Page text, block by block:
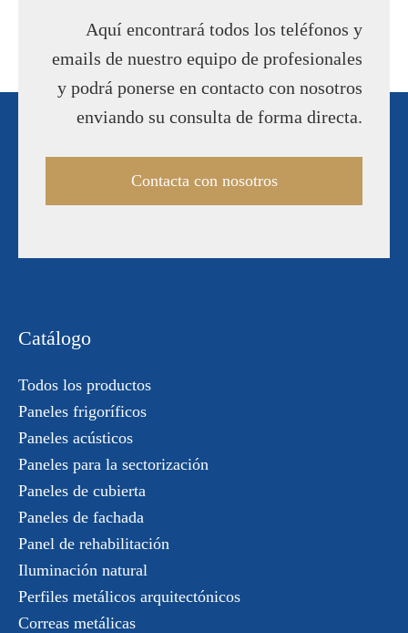
Aquí encontrará todos los teléfonos y
emails de nuestro equipo de profesionales
y podrá ponerse en contacto con nosotros
enviando su consulta de forma directa.
Contacta con nosotros
Catálogo
Todos los productos
Paneles frigoríficos
Paneles acústicos
Paneles para la sectorización
Paneles de cubierta
Paneles de fachada
Panel de rehabilitación
Iluminación natural
Perfiles metálicos arquitectónicos
Correas metálicas